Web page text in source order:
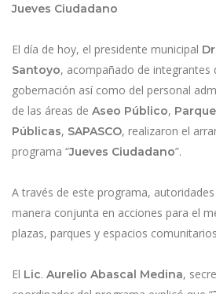
Jueves Ciudadano
El día de hoy, el presidente municipal Dr
Santoyo, acompañado de integrantes
gobernación así como del personal
de las áreas de Aseo Público,
Públicas, SAPASCO, realizaron el
programa “Jueves Ciudadano”.
A través de este programa,
manera conjunta en acciones para el
plazas, parques y espacios
El Lic. Aurelio Abascal Medina,